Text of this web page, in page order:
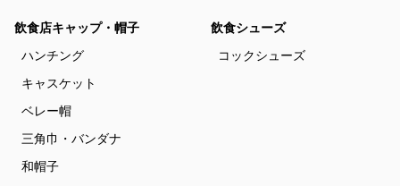
飲食店キャップ・帽子
ハンチング
キャスケット
ベレー帽
三角巾・バンダナ
和帽子
飲食シューズ
コックシューズ